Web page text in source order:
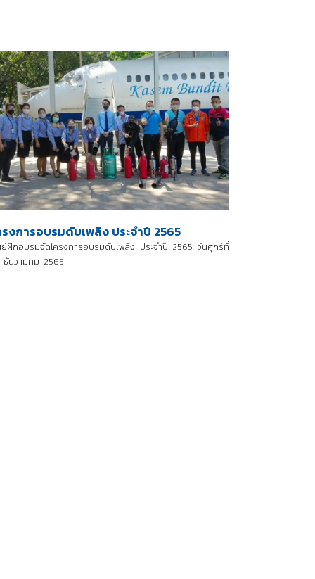
รงการอบรมดับเพลิง ประจำปี 2565
ฝึกอบรมจัดโครงการอบรมดับเพลิง ประจำปี 2565 วันศุกร์ที่
ธันวามคม 2565